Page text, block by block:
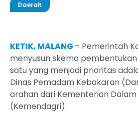
Daerah
KETIK, MALANG – Pemerintah
menyusun skema pembentukan
satu yang menjadi prioritas
Dinas Pemadam Kebakaran
arahan dari Kementerian Dalam
(Kemendagri).